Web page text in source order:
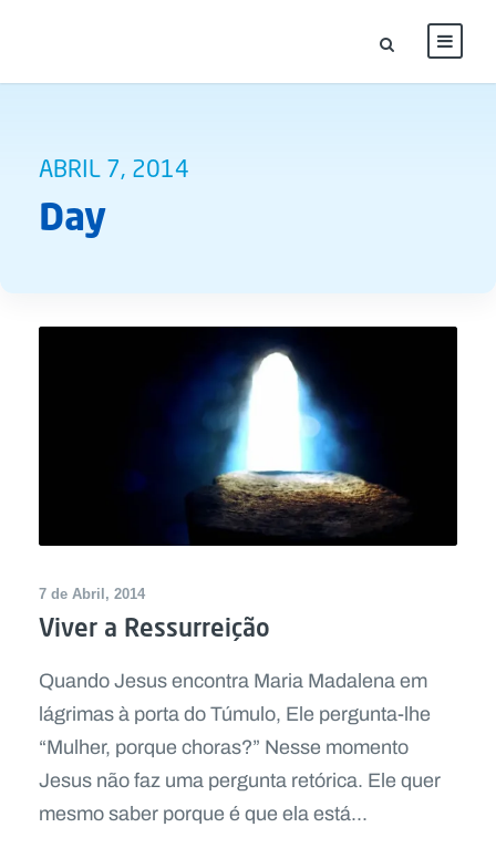
ABRIL 7, 2014
Day
7 de Abril, 2014
Viver a Ressurreição
Quando Jesus encontra Maria Madalena em
lágrimas à porta do Túmulo, Ele pergunta-lhe
“Mulher, porque choras?” Nesse momento
Jesus não faz uma pergunta retórica. Ele quer
mesmo saber porque é que ela está...